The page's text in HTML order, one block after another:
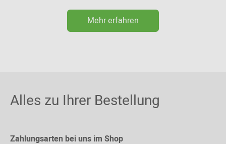
Mehr erfahren
Alles zu Ihrer Bestellung
Zahlungsarten bei uns im Shop